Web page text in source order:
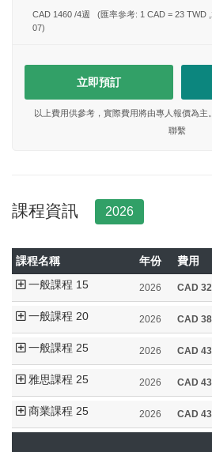
CAD 1460 /4週
(匯率參考: 1 CAD = 23 TWD
07)
立即預訂
以上費用供參考，實際費用將由專人報價為
聯繫
課程資訊 2026
課程名稱 年份 費用
一般課程 15
2026 CAD
一般課程 20 2026 CAD
一般課程 25 2026 CAD
雅思課程 25 2026 CAD
商業課程 25 2026 CAD